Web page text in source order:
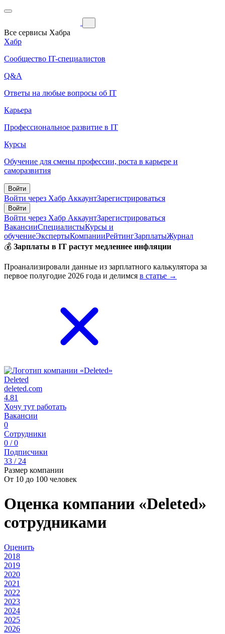
Все сервисы Хабра
Хабр
Сообщество IT-специалистов
Q&A
Ответы на любые вопросы об IT
Карьера
Профессиональное развитие в IT
Курсы
Обучение для смены профессии, роста в карьере и
саморазвития
Войти
Войти через Хабр АккаунтЗарегистрироваться
Войти
Войти через Хабр АккаунтЗарегистрироваться
ВакансииСпециалистыКурсы и
обучениеЭкспертыКомпанииРейтингЗарплатыЖурнал
💰 Зарплаты в IT растут медленнее инфляции
Проанализировали данные из зарплатного калькулятора за
первое полугодие 2026 года и делимся в статье →
Deleted
deleted.com
4.81
Хочу тут работать
Вакансии
0
Сотрудники
0 / 0
Подписчики
33 / 24
Размер компании
От 10 до 100 человек
Оценка компании «Deleted»
сотрудниками
Оценить
2018
2019
2020
2021
2022
2023
2024
2025
2026